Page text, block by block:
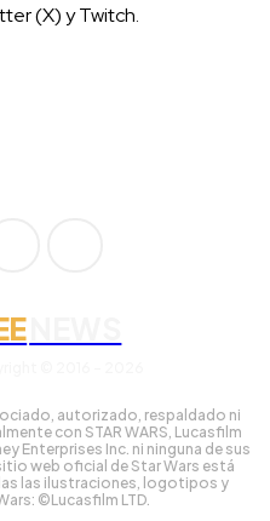
(X) y Twitch.
autorizado, respaldado ni
con STAR WARS, Lucasfilm
Enterprises Inc. ni ninguna de sus
web oficial de Star Wars está
las ilustraciones, logotipos y
©Lucasfilm LTD.